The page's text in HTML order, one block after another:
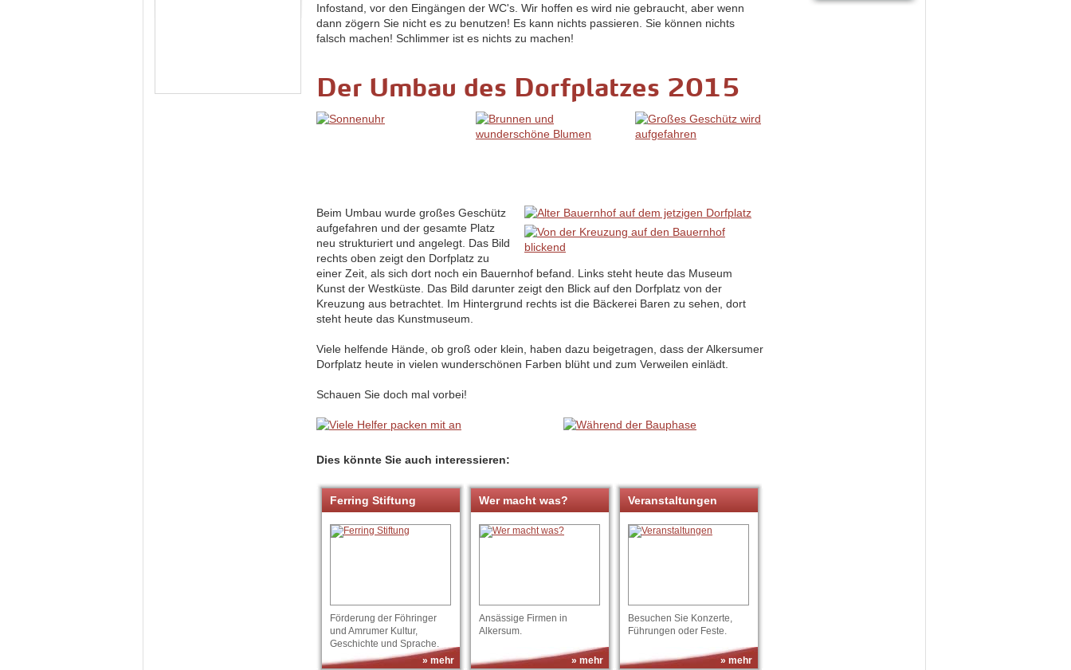
Infostand, vor den Eingängen der WC's. Wir hoffen es wird nie gebraucht, aber wenn
dann zögern Sie nicht es zu benutzen! Es kann nichts passieren. Sie können nichts
falsch machen! Schlimmer ist es nichts zu machen!
Der Umbau des Dorfplatzes 2015
Beim Umbau wurde großes Geschütz
aufgefahren und der gesamte Platz
neu strukturiert und angelegt. Das Bild
rechts oben zeigt den Dorfplatz zu
einer Zeit, als sich dort noch ein Bauernhof befand. Links steht heute das Museum
Kunst der Westküste. Das Bild darunter zeigt den Blick auf den Dorfplatz von der
Kreuzung aus betrachtet. Im Hintergrund rechts ist die Bäckerei Baren zu sehen, dort
steht heute das Kunstmuseum.
Viele helfende Hände, ob groß oder klein, haben dazu beigetragen, dass der Alkersumer
Dorfplatz heute in vielen wunderschönen Farben blüht und zum Verweilen einlädt.
Schauen Sie doch mal vorbei!
Dies könnte Sie auch interessieren:
Ferring Stiftung
Förderung der Föhringer
und Amrumer Kultur,
Geschichte und Sprache.
» mehr
Wer macht was?
Ansässige Firmen in
Alkersum.
» mehr
Veranstaltungen
Besuchen Sie Konzerte,
Führungen oder Feste.
» mehr